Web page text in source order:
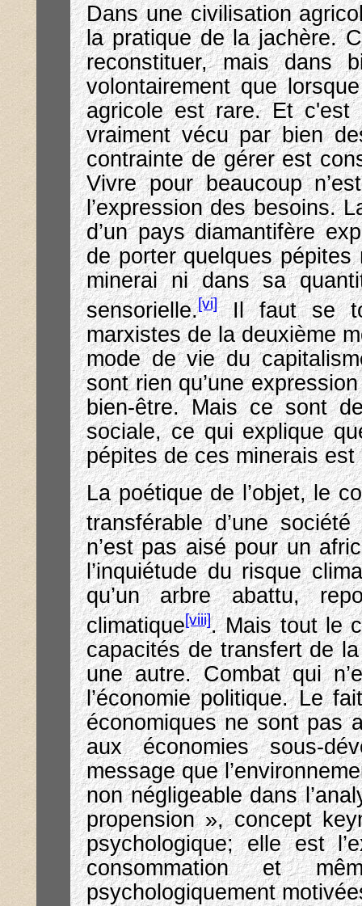
Dans une civilisation
la pratique de la jachère.
reconstituer, mais dans
volontairement que
agricole est rare. Et c'est
vraiment vécu par bien
contrainte de gérer est
Vivre pour beaucoup
l’expression des besoins.
d’un pays diamantifère
de porter quelques
minerai ni dans sa
sensorielle.[vi]Il faut se
marxistes de la deuxième
mode de vie du
sont rien qu’une
bien-être. Mais ce sont
sociale, ce qui explique
pépites de ces minerais est
La poétique de l’objet, le
transférable d’une
n’est pas aisé pour un
l’inquiétude du risque
qu’un arbre abattu,
climatique[viii]. Mais tout le
capacités de transfert de
une autre. Combat qui
l’économie politique. Le
économiques ne sont pas
aux économies sous-
message que
non négligeable dans
propension », concept
psychologique; elle est
consommation et
psychologiquement